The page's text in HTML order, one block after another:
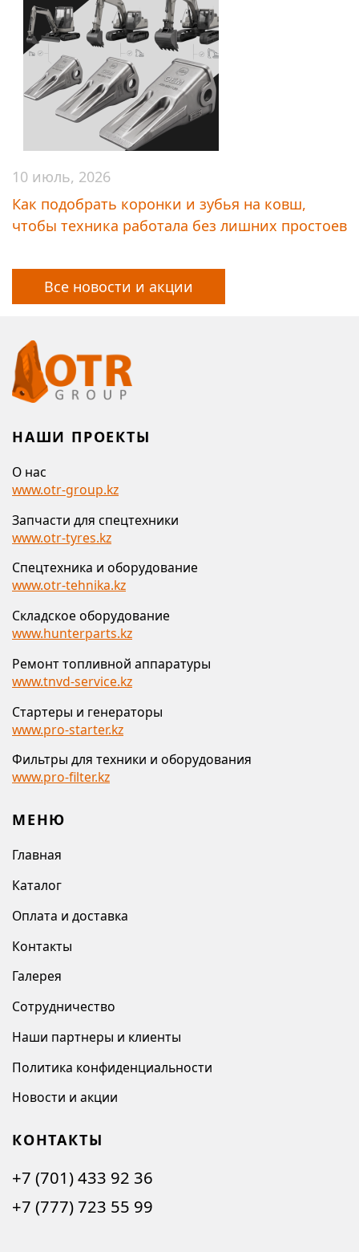
10 июль, 2026
Как подобрать коронки и зубья на ковш,
чтобы техника работала без лишних простоев
Все новости и акции
НАШИ ПРОЕКТЫ
О нас
www.otr-group.kz
Запчасти для спецтехники
www.otr-tyres.kz
Спецтехника и оборудование
www.otr-tehnika.kz
Складское оборудование
www.hunterparts.kz
Ремонт топливной аппаратуры
www.tnvd-service.kz
Стартеры и генераторы
www.pro-starter.kz
Фильтры для техники и оборудования
www.pro-filter.kz
МЕНЮ
Главная
Каталог
Оплата и доставка
Контакты
Галерея
Сотрудничество
Наши партнеры и клиенты
Политика конфиденциальности
Новости и акции
КОНТАКТЫ
+7 (701) 433 92 36
+7 (777) 723 55 99